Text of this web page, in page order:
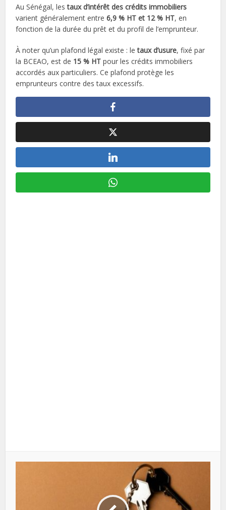
Au Sénégal, lestaux d’intérêt des crédits immobiliers
varient généralement entre6,9 % HT et 12 % HT, en
fonction de la durée du prêt et du profil de l’emprunteur.
À noter qu’un plafond légal existe : letaux d’usure, fixé par
la BCEAO, est de 15 % HT pour les crédits immobiliers
accordés aux particuliers. Ce plafond protège les
emprunteurs contre des taux excessifs.